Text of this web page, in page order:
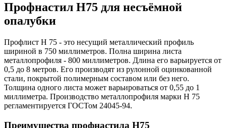
Профнастил Н75 для несъёмной
опалубки
Профлист Н 75 - это несущий металлический профиль
шириной в 750 миллиметров. Полна ширина листа
металлопрофиля - 800 миллиметров. Длина его варьируется от
0,5 до 8 метров. Его производят из рулонной оцинкованной
стали, покрытой полимерным составом или без него.
Толщина одного листа может варьироваться от 0,55 до 1
миллиметра. Производство металлопрофиля марки Н 75
регламентируется ГОСТом 24045-94.
Преимущества профнастила Н75